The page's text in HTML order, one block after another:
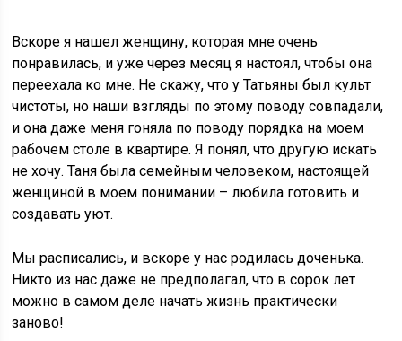
Вскоре я нашел женщину, которая мне очень
понравилась, и уже через месяц я настоял, чтобы она
переехала ко мне. Не скажу, что у Татьяны был культ
чистоты, но наши взгляды по этому поводу совпадали,
и она даже меня гоняла по поводу порядка на моем
рабочем столе в квартире. Я понял, что другую искать
не хочу. Таня была семейным человеком, настоящей
женщиной в моем понимании – любила готовить и
создавать уют.
Мы расписались, и вскоре у нас родилась доченька.
Никто из нас даже не предполагал, что в сорок лет
можно в самом деле начать жизнь практически
заново!